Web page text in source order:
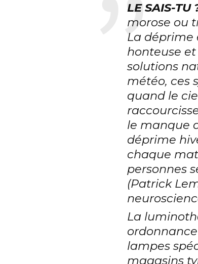
LE SAIS-TU
morose ou
La déprime
honteuse
solutions
météo, ces
quand le
le manque
déprime
chaque
personnes
(Patrick
La
lampes
magasins